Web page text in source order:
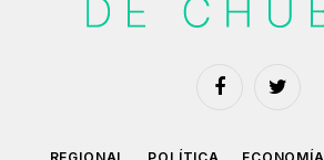
FacebookTwitter